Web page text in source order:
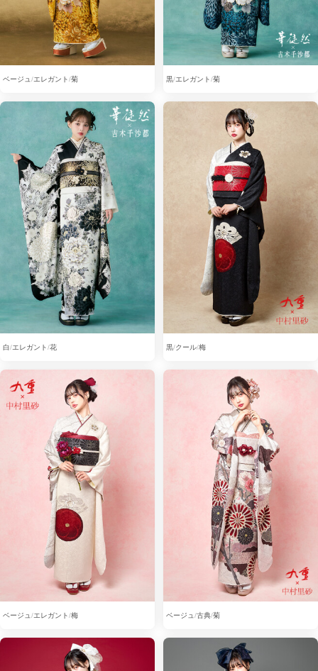
ベージュ エレガント 菊 黒 エレガント 菊
白 エレガント 花 黒 クール 梅
ベージュ エレガント 梅 ベージュ 古典 菊